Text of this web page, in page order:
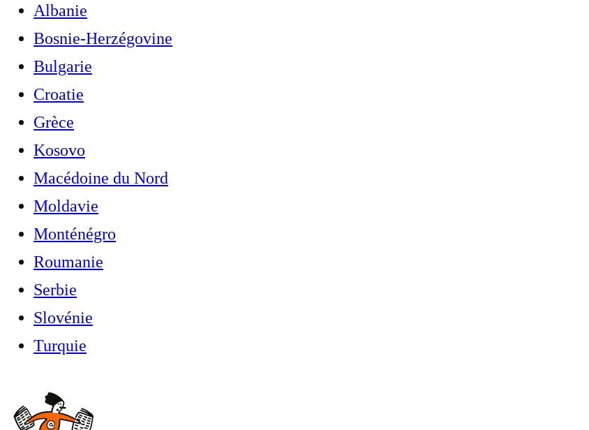
Albanie
Bosnie-Herzégovine
Bulgarie
Croatie
Grèce
Kosovo
Macédoine du Nord
Moldavie
Monténégro
Roumanie
Serbie
Slovénie
Turquie